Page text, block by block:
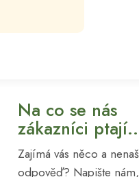
Na co se nás
zákazníci
Zajímá vás něco a
odpověď? Napište